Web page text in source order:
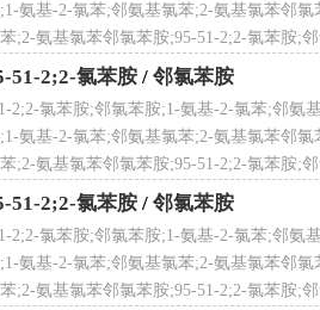
分的局部排风。操作人员必须经
具（半面罩），戴安全防护眼镜，
严禁吸烟。使用防爆型的通风系统
。搬运时要轻装轻卸，防止包装及
空的容器可能残留有害物。
的库房。远离火种、热源。保持容
相应品种和数量的消防器材。储区
氨基-2-氯苯;邻氨基氯苯;2-氨基氯苯邻
;2-氨基氯苯邻氯苯胺;95-51-2;2-氯苯胺;
51-2;2-氯苯胺 / 邻氯苯胺
2;2-氯苯胺;邻氯苯胺;1-氨基-2-氯苯;邻氨
氨基-2-氯苯;邻氨基氯苯;2-氨基氯苯邻
;2-氨基氯苯邻氯苯胺;95-51-2;2-氯苯胺;
51-2;2-氯苯胺 / 邻氯苯胺
2;2-氯苯胺;邻氯苯胺;1-氨基-2-氯苯;邻氨
氨基-2-氯苯;邻氨基氯苯;2-氨基氯苯邻
;2-氨基氯苯邻氯苯胺;95-51-2;2-氯苯胺;